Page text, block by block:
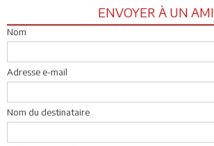
ENVOYER À UN AMI
Nom
Adresse e-mail
Nom du destinataire